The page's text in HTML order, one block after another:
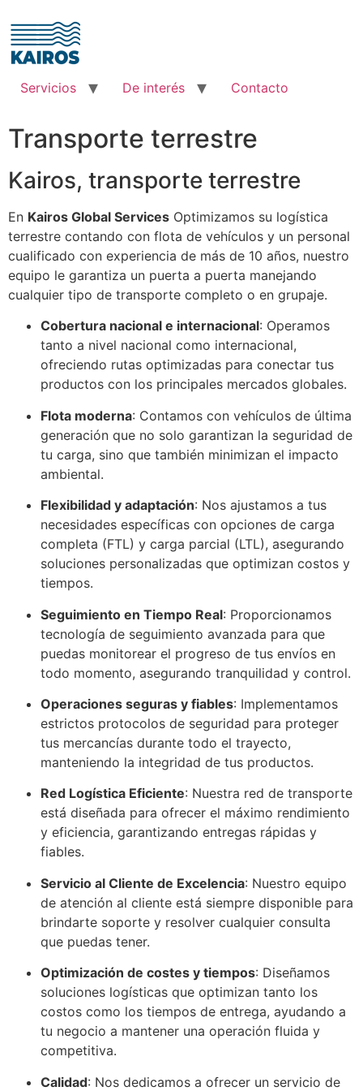
contenido
Servicios De interés Contacto
Transporte terrestre
Kairos, transporte terrestre
En Kairos Global Services Optimizamos su logística
terrestre contando con flota de vehículos y un personal
cualificado con experiencia de más de 10 años, nuestro
equipo le garantiza un puerta a puerta manejando
cualquier tipo de transporte completo o en grupaje.
Cobertura nacional e internacional: Operamos
tanto a nivel nacional como internacional,
ofreciendo rutas optimizadas para conectar tus
productos con los principales mercados globales.
Flota moderna: Contamos con vehículos de última
generación que no solo garantizan la seguridad de
tu carga, sino que también minimizan el impacto
ambiental.
Flexibilidad y adaptación: Nos ajustamos a tus
necesidades específicas con opciones de carga
completa (FTL) y carga parcial (LTL), asegurando
soluciones personalizadas que optimizan costos y
tiempos.
Seguimiento en Tiempo Real: Proporcionamos
tecnología de seguimiento avanzada para que
puedas monitorear el progreso de tus envíos en
todo momento, asegurando tranquilidad y control.
Operaciones seguras y fiables: Implementamos
estrictos protocolos de seguridad para proteger
tus mercancías durante todo el trayecto,
manteniendo la integridad de tus productos.
Red Logística Eficiente: Nuestra red de transporte
está diseñada para ofrecer el máximo rendimiento
y eficiencia, garantizando entregas rápidas y
fiables.
Servicio al Cliente de Excelencia: Nuestro equipo
de atención al cliente está siempre disponible para
brindarte soporte y resolver cualquier consulta
que puedas tener.
Optimización de costes y tiempos: Diseñamos
soluciones logísticas que optimizan tanto los
costos como los tiempos de entrega, ayudando a
tu negocio a mantener una operación fluida y
competitiva.
Calidad: Nos dedicamos a ofrecer un servicio de